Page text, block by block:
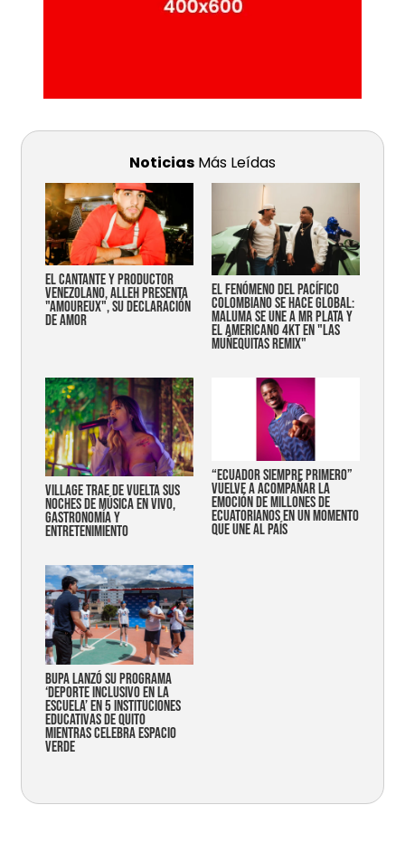
Noticias Más Leídas
EL CANTANTE Y PRODUCTOR
VENEZOLANO, ALLEH PRESENTA
"AMOUREUX", SU DECLARACIÓN
DE AMOR
EL FENÓMENO DEL PACÍFICO
COLOMBIANO SE HACE GLOBAL:
MALUMA SE UNE A MR PLATA Y
EL AMERICANO 4KT EN "LAS
MUÑEQUITAS REMIX"
Village trae de vuelta sus
noches de música en vivo,
gastronomía y
entretenimiento
“Ecuador siempre primero”
vuelve a acompañar la
emoción de millones de
ecuatorianos en un momento
que une al país
Bupa lanzó su programa
‘Deporte Inclusivo en la
Escuela’ en 5 instituciones
educativas de Quito
mientras celebra espacio
verde